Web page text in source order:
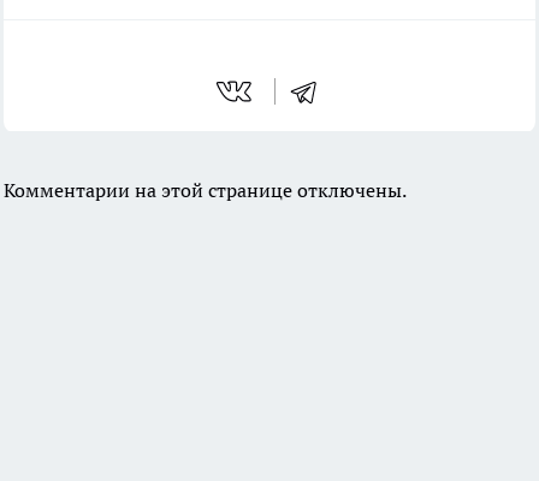
Комментарии на этой странице отключены.